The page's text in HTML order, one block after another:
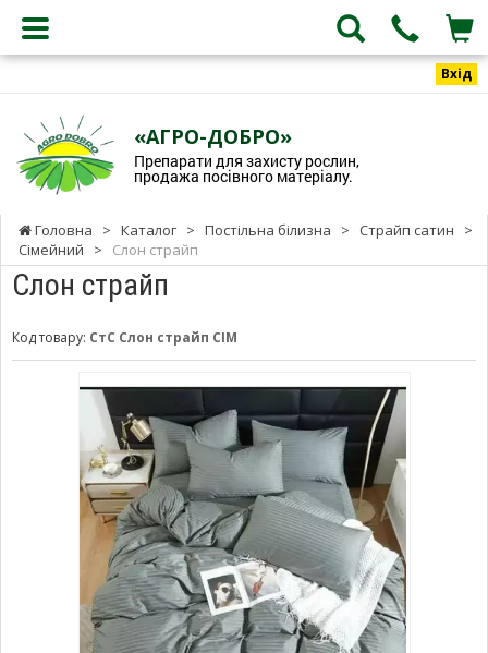
Вхід
«АГРО-ДОБРО»
Препарати для захисту рослин,
продажа посівного матеріалу.
Головна > Каталог > Постільна білизна > Страйп сатин
>
Сімейний
> Слон страйп
Слон страйп
Код товару: СтС Слон страйп СІМ